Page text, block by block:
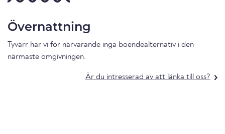
Övernattning
Tyvärr har vi för närvarande inga boendealternativ i den
närmaste omgivningen.
Är du intresserad av att länka till oss?